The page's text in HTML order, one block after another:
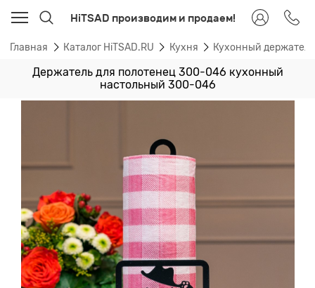
HiTSAD производим и продаем!
Главная Каталог HiTSAD.RU Кухня Кухонный держатель
Держатель для полотенец 300-046 кухонный
настольный 300-046